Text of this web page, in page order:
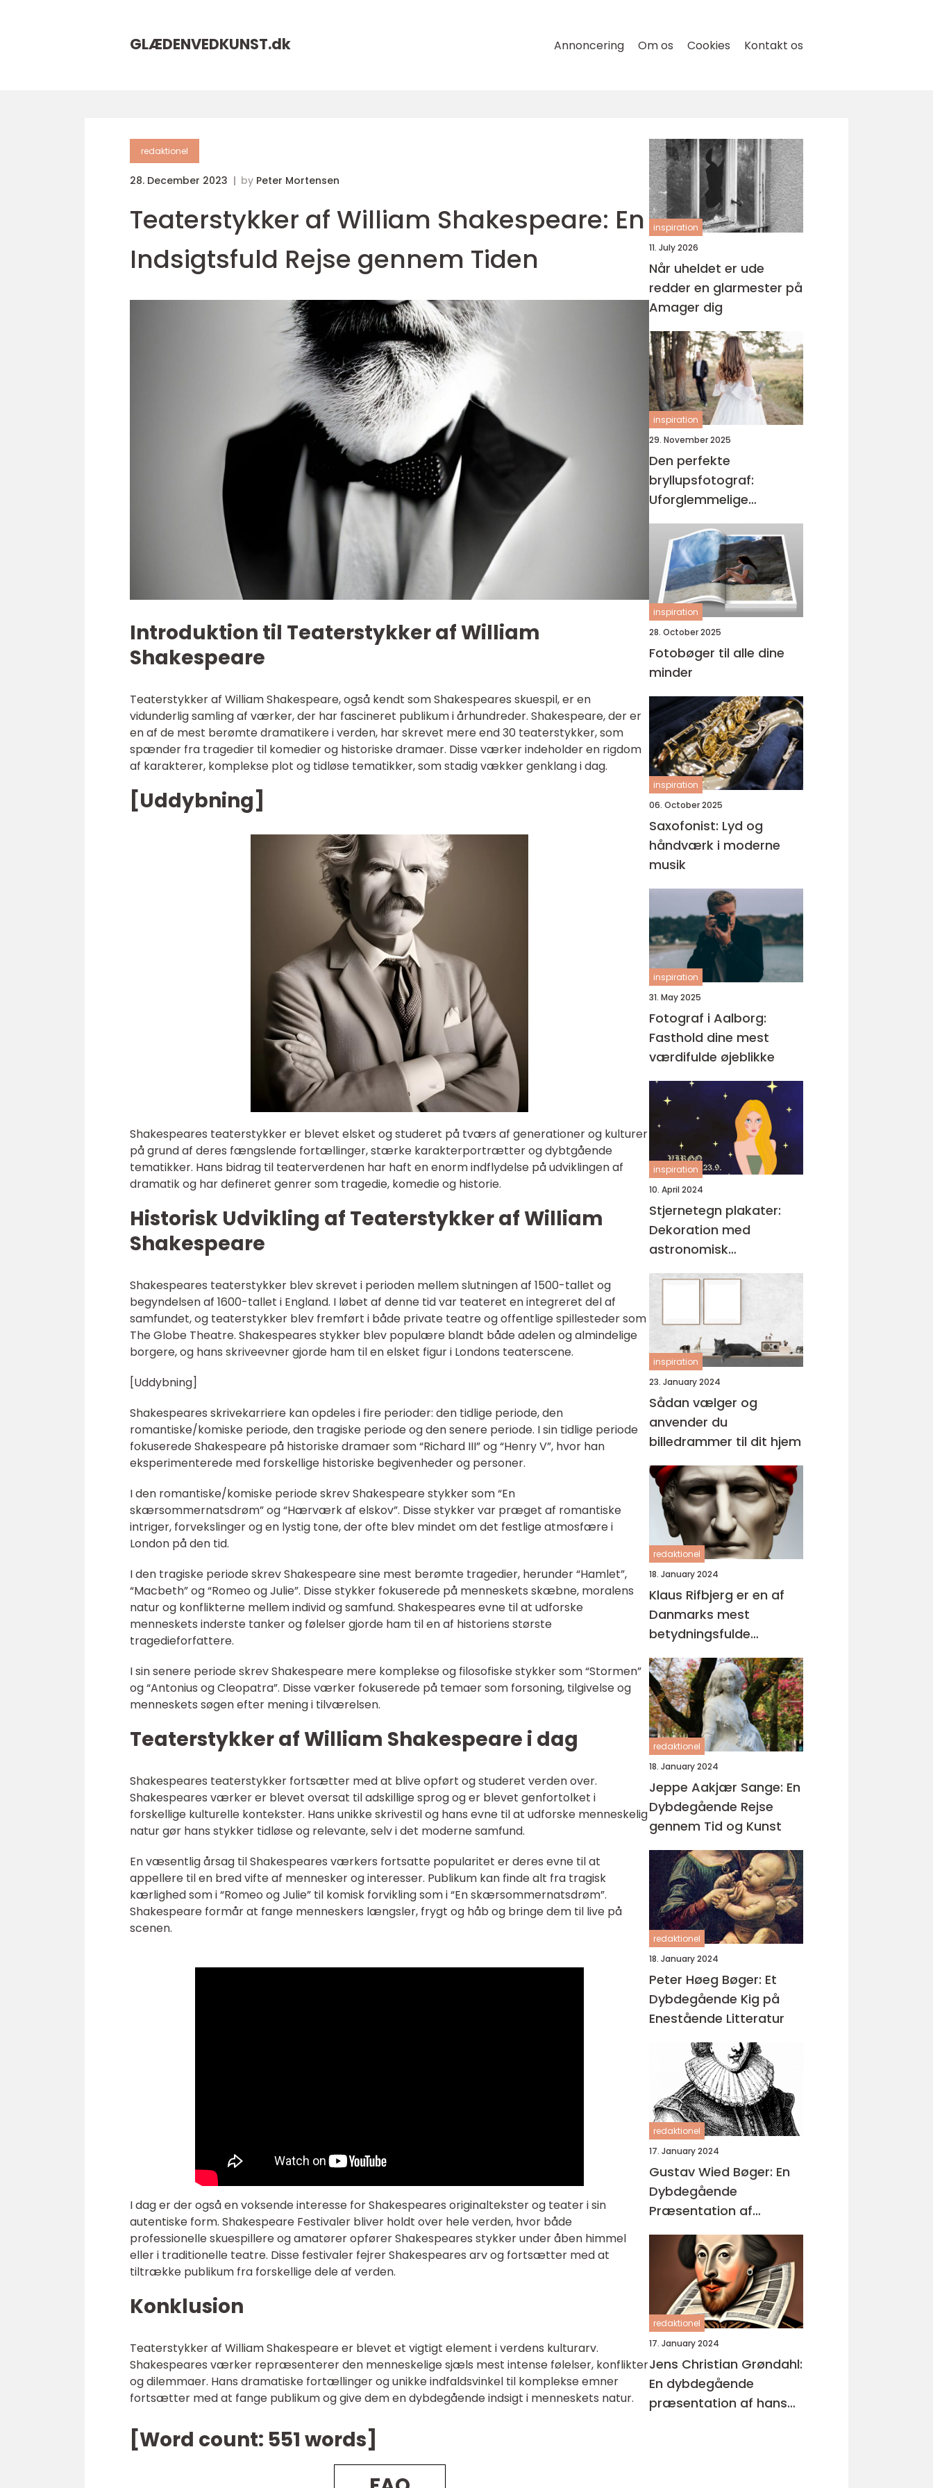
GLÆDENVEDKUNST.dk Annoncering Om os Cookies Kontakt os
redaktionel
28. December 2023 by Peter Mortensen
Teaterstykker af William Shakespeare: En
Indsigtsfuld Rejse gennem Tiden
Introduktion til Teaterstykker af William
Shakespeare
Teaterstykker af William Shakespeare, også kendt som Shakespeares skuespil, er en
vidunderlig samling af værker, der har fascineret publikum i århundreder. Shakespeare, der er
en af de mest berømte dramatikere i verden, har skrevet mere end 30 teaterstykker, som
spænder fra tragedier til komedier og historiske dramaer. Disse værker indeholder en rigdom
af karakterer, komplekse plot og tidløse tematikker, som stadig vækker genklang i dag.
[Uddybning]
Shakespeares teaterstykker er blevet elsket og studeret på tværs af generationer og kulturer
på grund af deres fængslende fortællinger, stærke karakterportrætter og dybtgående
tematikker. Hans bidrag til teaterverdenen har haft en enorm indflydelse på udviklingen af
dramatik og har defineret genrer som tragedie, komedie og historie.
Historisk Udvikling af Teaterstykker af William
Shakespeare
Shakespeares teaterstykker blev skrevet i perioden mellem slutningen af 1500-tallet og
begyndelsen af 1600-tallet i England. I løbet af denne tid var teateret en integreret del af
samfundet, og teaterstykker blev fremført i både private teatre og offentlige spillesteder som
The Globe Theatre. Shakespeares stykker blev populære blandt både adelen og almindelige
borgere, og hans skriveevner gjorde ham til en elsket figur i Londons teaterscene.
[Uddybning]
Shakespeares skrivekarriere kan opdeles i fire perioder: den tidlige periode, den
romantiske/komiske periode, den tragiske periode og den senere periode. I sin tidlige periode
fokuserede Shakespeare på historiske dramaer som “Richard III” og “Henry V”, hvor han
eksperimenterede med forskellige historiske begivenheder og personer.
I den romantiske/komiske periode skrev Shakespeare stykker som “En
skærsommernatsdrøm” og “Hærværk af elskov”. Disse stykker var præget af romantiske
intriger, forvekslinger og en lystig tone, der ofte blev mindet om det festlige atmosfære i
London på den tid.
I den tragiske periode skrev Shakespeare sine mest berømte tragedier, herunder “Hamlet”,
“Macbeth” og “Romeo og Julie”. Disse stykker fokuserede på menneskets skæbne, moralens
natur og konflikterne mellem individ og samfund. Shakespeares evne til at udforske
menneskets inderste tanker og følelser gjorde ham til en af historiens største
tragedieforfattere.
I sin senere periode skrev Shakespeare mere komplekse og filosofiske stykker som “Stormen”
og “Antonius og Cleopatra”. Disse værker fokuserede på temaer som forsoning, tilgivelse og
menneskets søgen efter mening i tilværelsen.
Teaterstykker af William Shakespeare i dag
Shakespeares teaterstykker fortsætter med at blive opført og studeret verden over.
Shakespeares værker er blevet oversat til adskillige sprog og er blevet genfortolket i
forskellige kulturelle kontekster. Hans unikke skrivestil og hans evne til at udforske menneskelig
natur gør hans stykker tidløse og relevante, selv i det moderne samfund.
En væsentlig årsag til Shakespeares værkers fortsatte popularitet er deres evne til at
appellere til en bred vifte af mennesker og interesser. Publikum kan finde alt fra tragisk
kærlighed som i “Romeo og Julie” til komisk forvikling som i “En skærsommernatsdrøm”.
Shakespeare formår at fange menneskers længsler, frygt og håb og bringe dem til live på
scenen.
I dag er der også en voksende interesse for Shakespeares originaltekster og teater i sin
autentiske form. Shakespeare Festivaler bliver holdt over hele verden, hvor både
professionelle skuespillere og amatører opfører Shakespeares stykker under åben himmel
eller i traditionelle teatre. Disse festivaler fejrer Shakespeares arv og fortsætter med at
tiltrække publikum fra forskellige dele af verden.
Konklusion
Teaterstykker af William Shakespeare er blevet et vigtigt element i verdens kulturarv.
Shakespeares værker repræsenterer den menneskelige sjæls mest intense følelser, konflikter
og dilemmaer. Hans dramatiske fortællinger og unikke indfaldsvinkel til komplekse emner
fortsætter med at fange publikum og give dem en dybdegående indsigt i menneskets natur.
[Word count: 551 words]
inspiration
11. July 2026
Når uheldet er ude
redder en glarmester på
Amager dig
inspiration
29. November 2025
Den perfekte
bryllupsfotograf:
Uforglemmelige
øjeblikke
inspiration
28. October 2025
Fotobøger til alle dine
minder
inspiration
06. October 2025
Saxofonist: Lyd og
håndværk i moderne
musik
inspiration
31. May 2025
Fotograf i Aalborg:
Fasthold dine mest
værdifulde øjeblikke
inspiration
10. April 2024
Stjernetegn plakater:
Dekoration med
astronomisk
personlighed
inspiration
23. January 2024
Sådan vælger og
anvender du
billedrammer til dit hjem
redaktionel
18. January 2024
Klaus Rifbjerg er en af
Danmarks mest
betydningsfulde
forfattere og digtere,
der har skabt en
imponerende samling af
bøger i sin karriere
redaktionel
18. January 2024
Jeppe Aakjær Sange: En
Dybdegående Rejse
gennem Tid og Kunst
redaktionel
18. January 2024
Peter Høeg Bøger: Et
Dybdegående Kig på
Enestående Litteratur
redaktionel
17. January 2024
Gustav Wied Bøger: En
Dybdegående
Præsentation af
Enestående
Kunstværker
redaktionel
17. January 2024
Jens Christian Grøndahl:
En dybdegående
præsentation af hans